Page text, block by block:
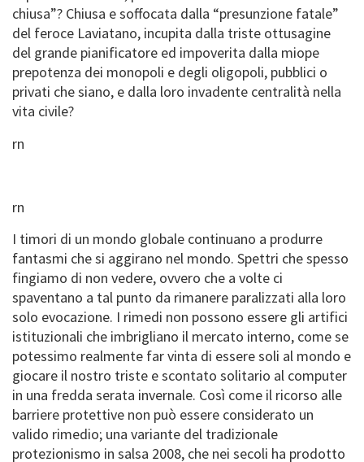
chiusa”? Chiusa e soffocata dalla “presunzione fatale”
del feroce Laviatano, incupita dalla triste ottusagine
del grande pianificatore ed impoverita dalla miope
prepotenza dei monopoli e degli oligopoli, pubblici o
privati che siano, e dalla loro invadente centralità nella
vita civile?
rn
rn
I timori di un mondo globale continuano a produrre
fantasmi che si aggirano nel mondo. Spettri che spesso
fingiamo di non vedere, ovvero che a volte ci
spaventano a tal punto da rimanere paralizzati alla loro
solo evocazione. I rimedi non possono essere gli artifici
istituzionali che imbrigliano il mercato interno, come se
potessimo realmente far vinta di essere soli al mondo e
giocare il nostro triste e scontato solitario al computer
in una fredda serata invernale. Così come il ricorso alle
barriere protettive non può essere considerato un
valido rimedio; una variante del tradizionale
protezionismo in salsa 2008, che nei secoli ha prodotto